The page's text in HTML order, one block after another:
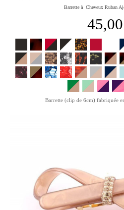
Barrette à Cheveux Ruban
Barrette (clip de 6cm) fabriquée